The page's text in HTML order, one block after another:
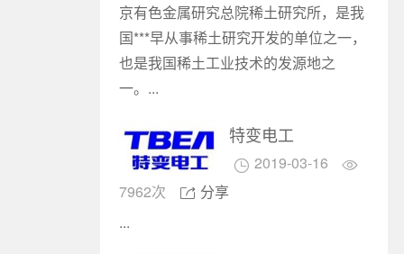
京有色金属研究总院稀土研究所，是我
国***早从事稀土研究开发的单位之一，
也是我国稀土工业技术的发源地之
一。...
特变电工
 2019-03-16 
7962次  分享
...